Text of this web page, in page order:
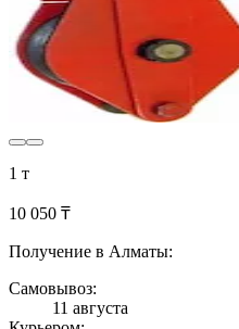
1 т
10 050 ₸
Получение в Алматы:
Самовывоз:
11 августа